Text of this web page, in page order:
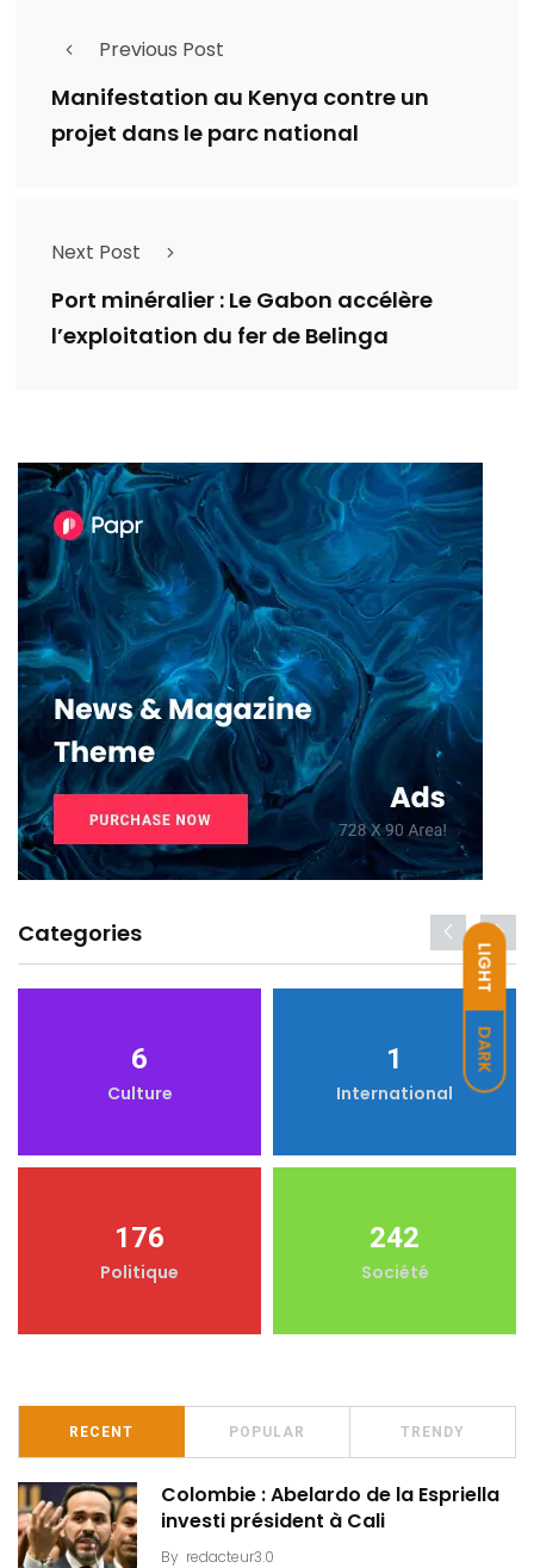
LIGHT
DARK
Previous Post
Manifestation au Kenya contre un
projet dans le parc national
Next Post
Port minéralier : Le Gabon accélère
l’exploitation du fer de Belinga
Categories
6
Culture
1
International
176
Politique
242
Société
RECENT POPULAR TRENDY
Colombie : Abelardo de la Espriella
investi président à Cali
By redacteur3.0